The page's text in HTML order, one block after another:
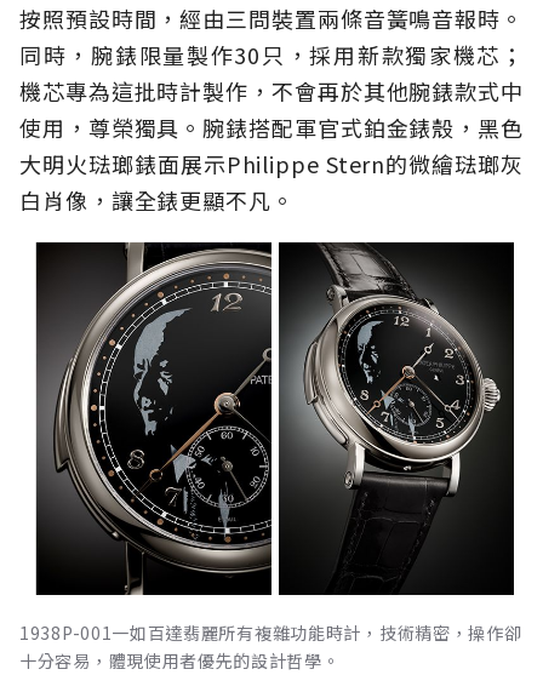
按照預設時間，經由三問裝置兩條音簧鳴音報時。
同時，腕錶限量製作30只，採用新款獨家機芯；
機芯專為這批時計製作，不會再於其他腕錶款式中
使用，尊榮獨具。腕錶搭配軍官式鉑金錶殼，黑色
大明火琺瑯錶面展示Philippe Stern的微繪琺瑯灰
白肖像，讓全錶更顯不凡。
1938P-001一如百達翡麗所有複雜功能時計，技術精密，操作卻
十分容易，體現使用者優先的設計哲學。